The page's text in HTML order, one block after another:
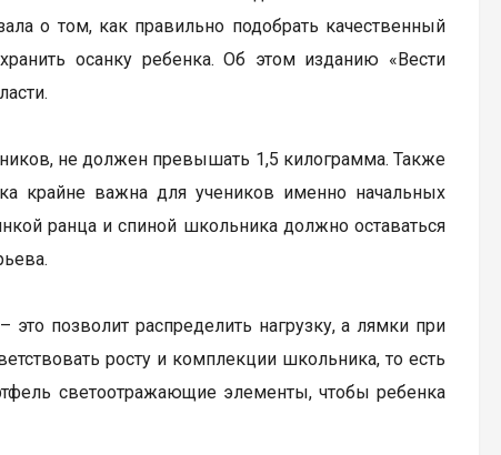
о том, как правильно подобрать качественный
осанку ребенка. Об этом изданию «Вести
не должен превышать 1,5 килограмма. Также
крайне важна для учеников именно начальных
ранца и спиной школьника должно оставаться
позволит распределить нагрузку, а лямки при
росту и комплекции школьника, то есть
светоотражающие элементы, чтобы ребенка